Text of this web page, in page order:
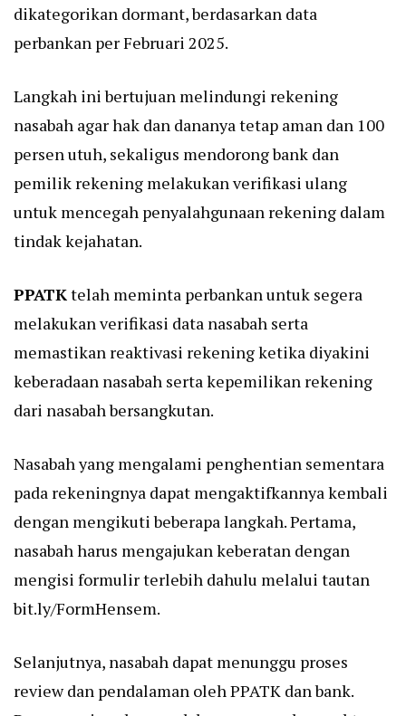
dikategorikan dormant, berdasarkan data
perbankan per Februari 2025.
Langkah ini bertujuan melindungi rekening
nasabah agar hak dan dananya tetap aman dan 100
persen utuh, sekaligus mendorong bank dan
pemilik rekening melakukan verifikasi ulang
untuk mencegah penyalahgunaan rekening dalam
tindak kejahatan.
PPATKtelah meminta perbankan untuk segera
melakukan verifikasi data nasabah serta
memastikan reaktivasi rekening ketika diyakini
keberadaan nasabah serta kepemilikan rekening
dari nasabah bersangkutan.
Nasabah yang mengalami penghentian sementara
pada rekeningnya dapat mengaktifkannya kembali
dengan mengikuti beberapa langkah. Pertama,
nasabah harus mengajukan keberatan dengan
mengisi formulir terlebih dahulu melalui tautan
bit.ly/FormHensem.
Selanjutnya, nasabah dapat menunggu proses
review dan pendalaman oleh PPATK dan bank.